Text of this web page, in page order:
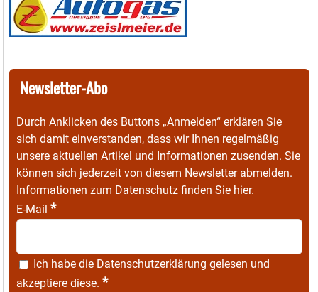
Newsletter-Abo
Durch Anklicken des Buttons „Anmelden“ erklären Sie
sich damit einverstanden, dass wir Ihnen regelmäßig
unsere aktuellen Artikel und Informationen zusenden. Sie
können sich jederzeit von diesem Newsletter abmelden.
Informationen zum Datenschutz finden Sie hier.
E-Mail *
Ich habe die Datenschutzerklärung gelesen und
akzeptiere diese. *